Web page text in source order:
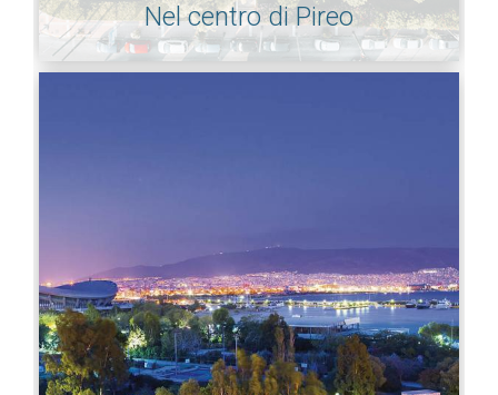
Nel centro di Pireo